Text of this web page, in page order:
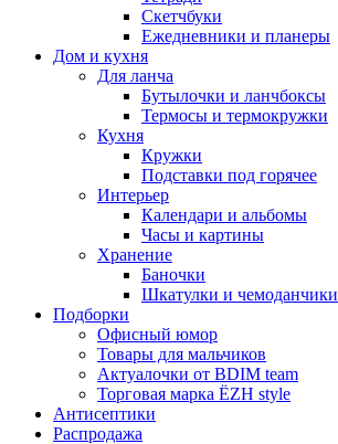
Скетчбуки
Ежедневники и планеры
Дом и кухня
Для ланча
Бутылочки и ланчбоксы
Термосы и термокружки
Кухня
Кружки
Подставки под горячее
Интерьер
Календари и альбомы
Часы и картины
Хранение
Баночки
Шкатулки и чемоданчики
Подборки
Офисный юмор
Товары для мальчиков
Актуалочки от BDIM team
Торговая марка ЁZH style
Антисептики
Распродажа